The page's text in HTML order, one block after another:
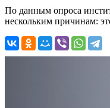
По данным опроса
нескольким причинам: